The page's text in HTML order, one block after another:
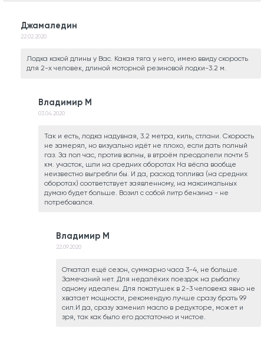
Джамаледин
22.02.2020
Лодка какой длины у Вас. Какая тяга у него, имею ввиду скорость
для 2-х человек, длиной моторной резиновой лодки-3.2 м.
Владимир М
03.04.2020
Так и есть, лодка надувная, 3.2 метра, киль, стлани. Скорость
не замерял, но визуально идёт не плохо, если дать полный
газ. За пол час, против волны, в втроём преодолели почти 5
км. участок, шли на средних оборотах На вёсла вообще
неизвестно выгребли бы. И да, расход топлива (на средних
оборотах) соответствует заявленному, на максимальных
думаю будет больше. Возил с собой литр бензина - не
потребовался.
Владимир М
22.09.2020
Откатал ещё сезон, суммарно часа 3-4, не больше.
Замечаний нет. Для недалёких поездок на рыбалку
одному идеален. Для покатушек в 2-3 человека явно не
хватает мощности, рекомендую лучше сразу брать 9.9
сил.И да, сразу заменил масло в редукторе, может и
зря, так как было его достаточно и чистое.